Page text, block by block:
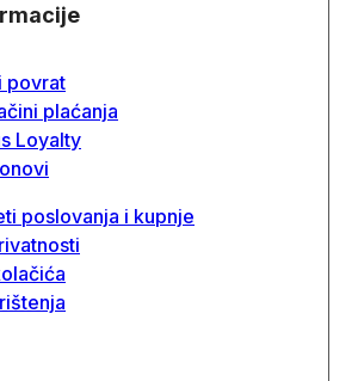
povrat
plaćanja
Loyalty
poslovanja i kupnje